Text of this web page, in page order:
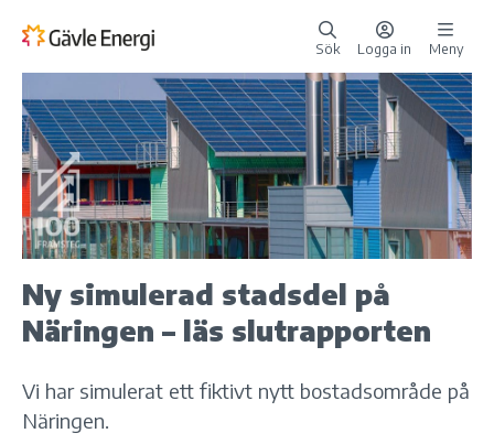
Sök Logga in Meny
Ny simulerad stadsdel på
Näringen – läs slutrapporten
Vi har simulerat ett fiktivt nytt bostadsområde på
Näringen.